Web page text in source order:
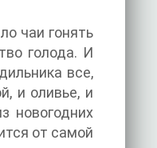
чаи гонять
голода. И
все,
и оливье, и
новогодних
от самой